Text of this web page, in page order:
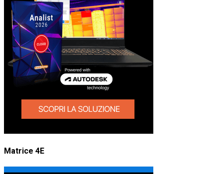
Matrice 4E